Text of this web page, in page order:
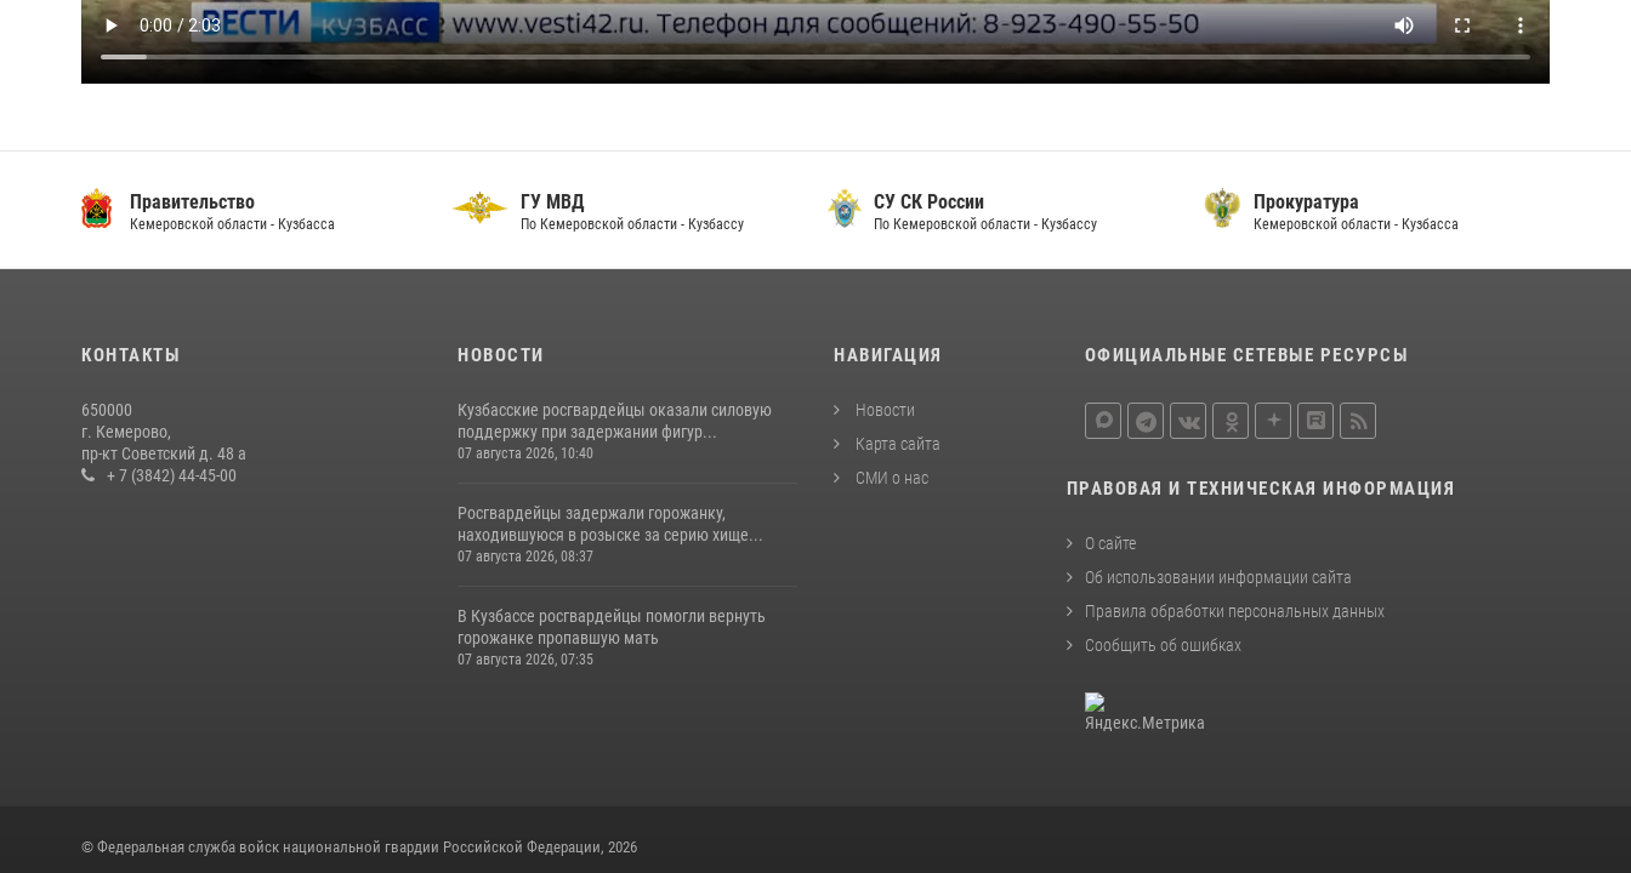
Правительство
Кемеровской области - Кузбасса
ГУ МВД
По Кемеровской области - Кузбассу
СУ СК России
По Кемеровской области - Кузбассу
Прокуратура
Кемеровской области - Кузбасса
КОНТАКТЫ
650000
г. Кемерово,
пр-кт Советский д. 48 а
+ 7 (3842) 44-45-00
НОВОСТИ
Кузбасские росгвардейцы оказали силовую
поддержку при задержании фигур...
07 августа 2026, 10:40
Росгвардейцы задержали горожанку,
находившуюся в розыске за серию хище...
07 августа 2026, 08:37
В Кузбассе росгвардейцы помогли вернуть
горожанке пропавшую мать
07 августа 2026, 07:35
НАВИГАЦИЯ
Новости
Карта сайта
СМИ о нас
ОФИЦИАЛЬНЫЕ СЕТЕВЫЕ РЕСУРСЫ
ПРАВОВАЯ И ТЕХНИЧЕСКАЯ ИНФОРМАЦИЯ
О сайте
Об использовании информации сайта
Правила обработки персональных данных
Сообщить об ошибках
© Федеральная служба войск национальной гвардии Российской Федерации, 2026